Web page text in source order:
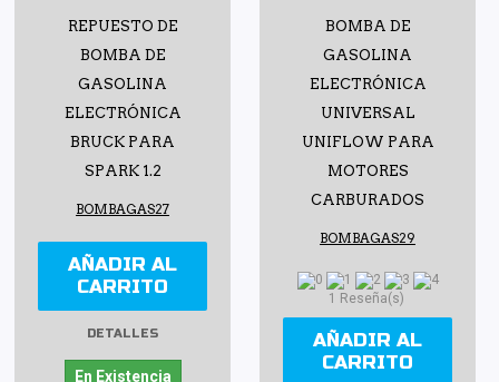
REPUESTO DE
BOMBA DE
GASOLINA
ELECTRÓNICA
BRUCK PARA
SPARK 1.2
BOMBAGAS27
AÑADIR AL
CARRITO
DETALLES
En Existencia
BOMBA DE
GASOLINA
ELECTRÓNICA
UNIVERSAL
UNIFLOW PARA
MOTORES
CARBURADOS
BOMBAGAS29
1 Reseña(s)
AÑADIR AL
CARRITO